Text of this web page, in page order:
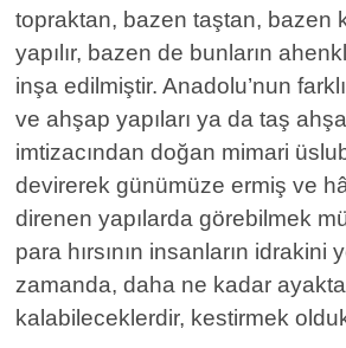
topraktan, bazen taştan, bazen
yapılır, bazen de bunların
inşa edilmiştir. Anadolu’nun
ve ahşap yapıları ya da taş
imtizacından doğan mimari
devirerek günümüze ermiş ve
direnen yapılarda görebilmek
para hırsının insanların idrakini
zamanda, daha ne kadar ayakta
kalabileceklerdir, kestirmek